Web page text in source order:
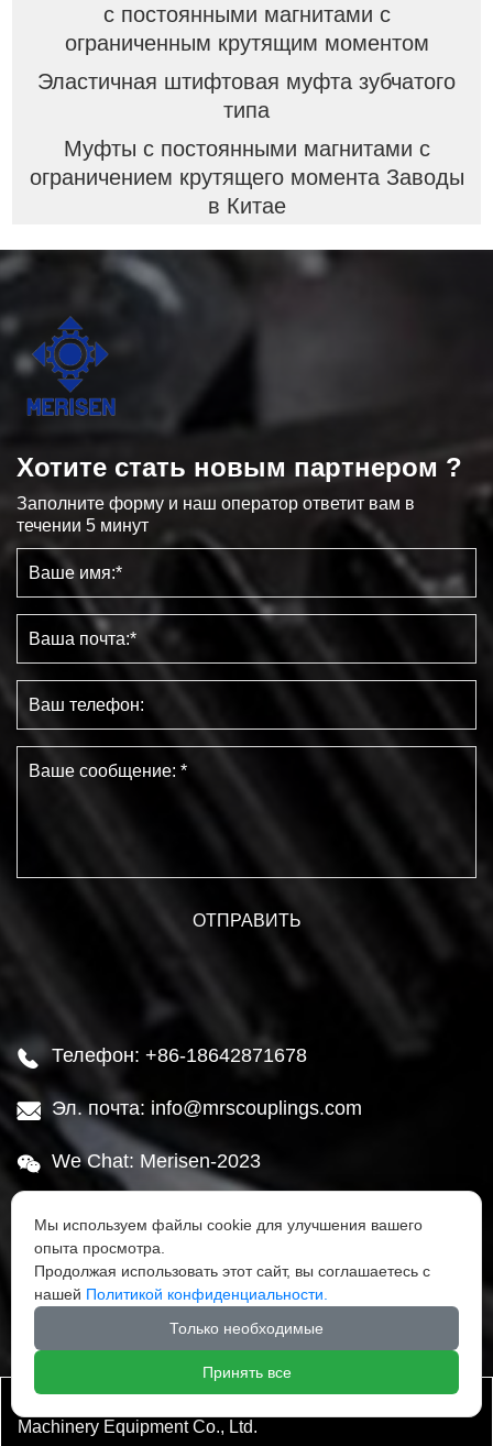
с постоянными магнитами с
ограниченным крутящим моментом
Эластичная штифтовая муфта зубчатого
типа
Муфты с постоянными магнитами с
ограничением крутящего момента Заводы
в Китае
Хотите стать новым партнером ?
Заполните форму и наш оператор ответит вам в
течении 5 минут
 Телефон: +86-18642871678
 Эл. почта: info@mrscouplings.com
 We Chat: Merisen-2023

провинция Ляонин
   
Machinery Equipment Co., Ltd.
Мы используем файлы cookie для улучшения вашего
опыта просмотра.
Продолжая использовать этот сайт, вы соглашаетесь с
нашей Политикой конфиденциальности.
Только необходимые
Принять все